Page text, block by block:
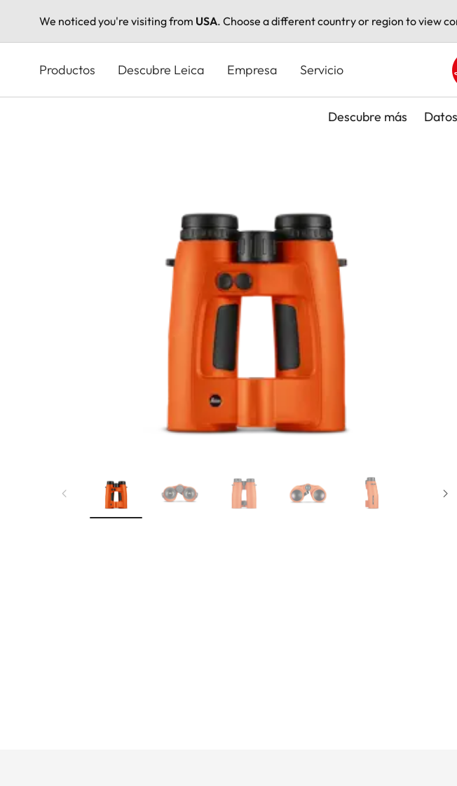
We noticed you're visiting from USA. Choose a different country or region to view
principal
Productos Descubre Leica Empresa Servicio
Descubre más